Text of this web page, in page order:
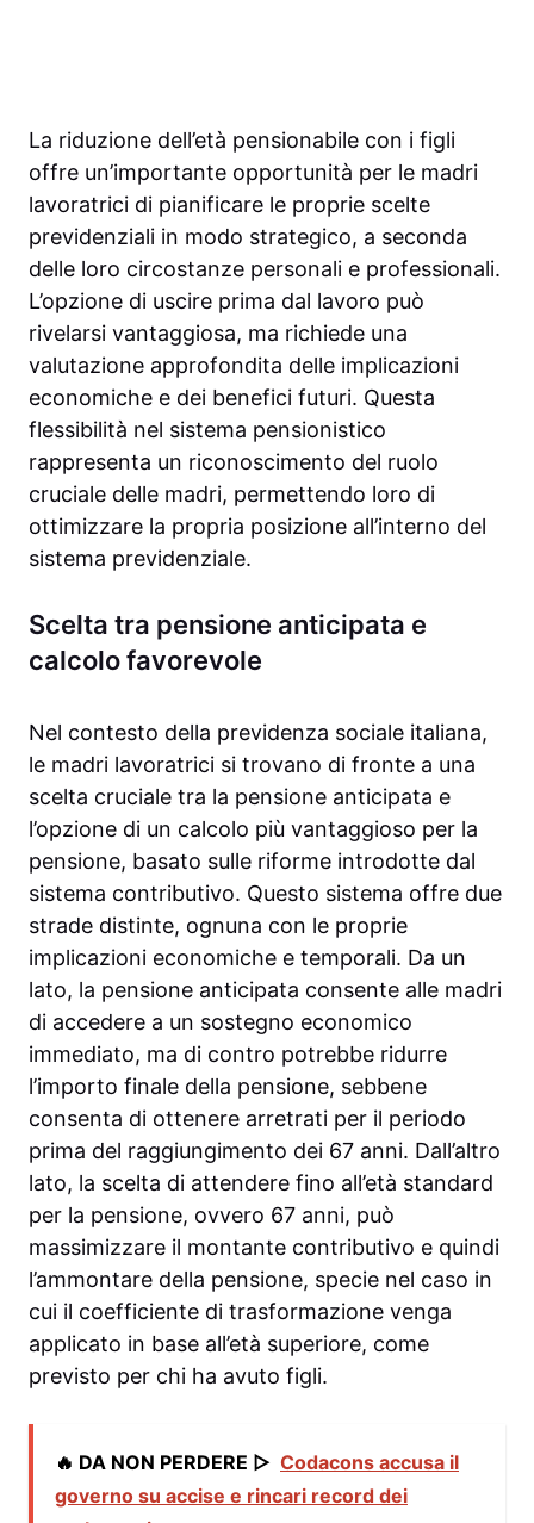
La riduzione dell’età pensionabile con i figli
offre un’importante opportunità per le madri
lavoratrici di pianificare le proprie scelte
previdenziali in modo strategico, a seconda
delle loro circostanze personali e professionali.
L’opzione di uscire prima dal lavoro può
rivelarsi vantaggiosa, ma richiede una
valutazione approfondita delle implicazioni
economiche e dei benefici futuri. Questa
flessibilità nel sistema pensionistico
rappresenta un riconoscimento del ruolo
cruciale delle madri, permettendo loro di
ottimizzare la propria posizione all’interno del
sistema previdenziale.
Scelta tra pensione anticipata e
calcolo favorevole
Nel contesto della previdenza sociale italiana,
le madri lavoratrici si trovano di fronte a una
scelta cruciale tra la pensione anticipata e
l’opzione di un calcolo più vantaggioso per la
pensione, basato sulle riforme introdotte dal
sistema contributivo. Questo sistema offre due
strade distinte, ognuna con le proprie
implicazioni economiche e temporali. Da un
lato, la pensione anticipata consente alle madri
di accedere a un sostegno economico
immediato, ma di contro potrebbe ridurre
l’importo finale della pensione, sebbene
consenta di ottenere arretrati per il periodo
prima del raggiungimento dei 67 anni. Dall’altro
lato, la scelta di attendere fino all’età standard
per la pensione, ovvero 67 anni, può
massimizzare il montante contributivo e quindi
l’ammontare della pensione, specie nel caso in
cui il coefficiente di trasformazione venga
applicato in base all’età superiore, come
previsto per chi ha avuto figli.
🔥 DA NON PERDERE ▷ Codacons accusa il
governo su accise e rincari record dei